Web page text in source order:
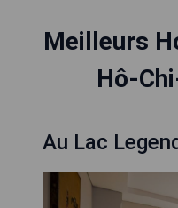
Meilleurs
Hô-
Au Lac